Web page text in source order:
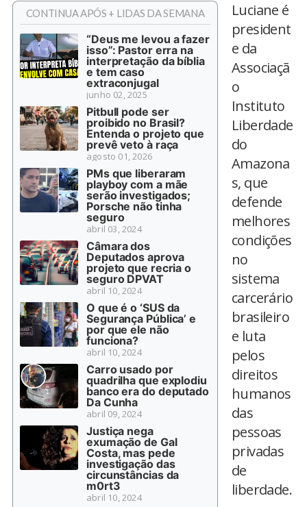
CONTINUA APÓS + LIDAS DA SEMANA
“Deus me levou a fazer
isso”: Pastor erra na
interpretação da bíblia
e tem caso
extraconjugal
junho 02, 2025
Pitbull pode ser
proibido no Brasil?
Entenda o projeto que
prevê veto à raça
agosto 01, 2026
PMs que liberaram
playboy com a mãe
serão investigados;
Porsche não tinha
seguro
abril 03, 2024
Câmara dos
Deputados aprova
projeto que recria o
seguro DPVAT
abril 10, 2024
O que é o ‘SUS da
Segurança Pública’ e
por que ele não
funciona?
abril 10, 2024
Carro usado por
quadrilha que explodiu
banco era do deputado
Da Cunha
abril 09, 2024
Justiça nega
exumação de Gal
Costa, mas pede
investigação das
circunstâncias da
m0rt3
abril 10, 2024
Luciane é
president
e da
Associaçã
o
Instituto
Liberdade
do
Amazona
s, que
defende
melhores
condições
no
sistema
carcerário
brasileiro
e luta
pelos
direitos
humanos
das
pessoas
privadas
de
liberdade.